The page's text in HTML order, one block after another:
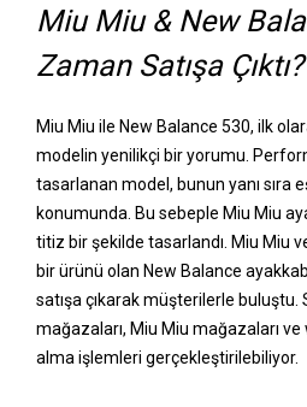
Miu Miu & New
Zaman Satışa Çıktı?
Miu Miu ile New Balance 530, ilk
modelin yenilikçi bir yorumu.
tasarlanan model, bunun yanı sıra
konumunda. Bu sebeple Miu Miu
titiz bir şekilde tasarlandı. Miu Miu
bir ürünü olan New Balance
satışa çıkarak müşterilerle buluştu.
mağazaları, Miu Miu mağazaları
alma işlemleri gerçekleştirilebiliyor.